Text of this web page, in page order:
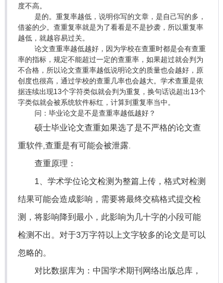
度不高。
是的。重复率越低，说明你写的文章，是自己写的多，
借鉴的少。查重复率就是为了看看是不是抄袭，所以重复率
越低，就越容易过关。
论文查重率越低越好，因为学校在查重时都是会有查重
率的指标，规定不能超过一定的查重率，如果超过就会判为
不合格，所以论文查重率越低说明论文的质量也会越好，原
创度也很高，通过学校的查重几率也会越大。学术查重是依
据连续出现13个字符类似就会判为重复，换句话说超出13个
字类似就会被系统软件标红，计算到重复率当中。
问：毕业论文是不是查重率越低越好？
硕士毕业论文查重如果选了是不严格的论文查
重软件,查重是有可能会被泄露.
查重原理：
1、学术学位论文检测为整篇上传，格式对检测
结果可能会造成影响，需要将最终交稿格式提交检
测，将影响降到最小，此影响为几十字的小段可能
检测不出。对于3万字符以上文字较多的论文是可以
忽略的。
对比数据库为：中国学术期刊网络出版总库，